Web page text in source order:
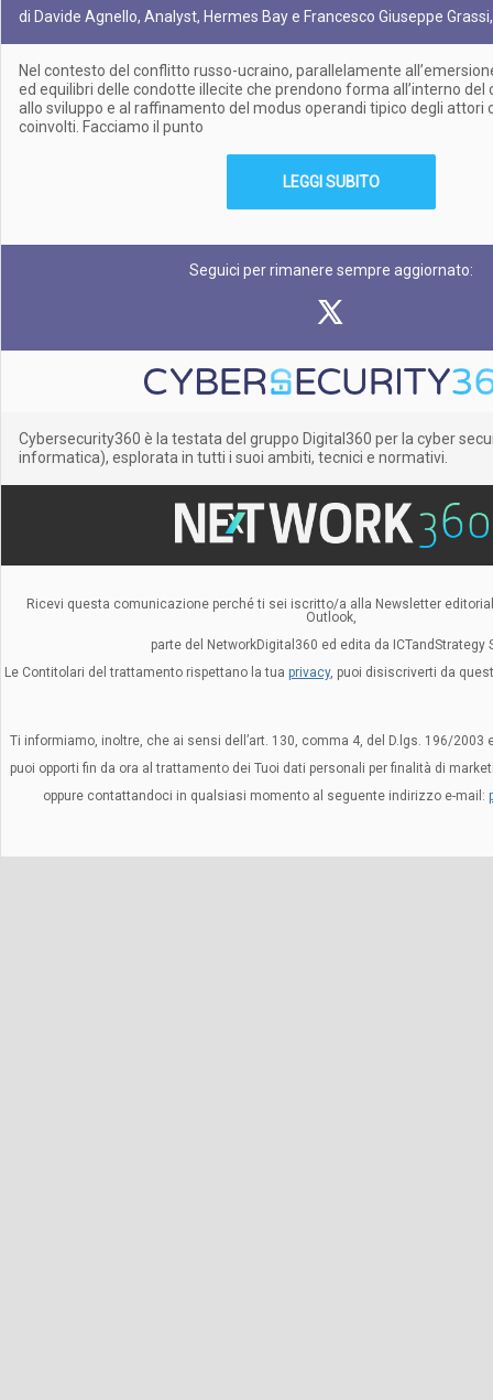
di Davide Agnello, Analyst, Hermes Bay e Francesco Giuseppe
Nel contesto del conflitto russo-ucraino, parallelamente
ed equilibri delle condotte illecite che prendono forma all’interno del
allo sviluppo e al raffinamento del modus operandi tipico degli attori
coinvolti. Facciamo il punto
LEGGI SUBITO
Seguici per rimanere sempre aggiornato:
Cybersecurity360 è la testata del gruppo Digital360 per la cyber
informatica), esplorata in tutti i suoi ambiti, tecnici e normativi.
Ricevi questa comunicazione perché ti sei iscritto/a alla Newsletter
Outlook,
parte del NetworkDigital360 ed edita da ICTandStrategy
Le Contitolari del trattamento rispettano la tua privacy, puoi disiscriverti da
Ti informiamo, inoltre, che ai sensi dell’art. 130, comma 4, del D.lgs. 196/2003
puoi opporti fin da ora al trattamento dei Tuoi dati personali per finalità di
oppure contattandoci in qualsiasi momento al seguente indirizzo e-mail: